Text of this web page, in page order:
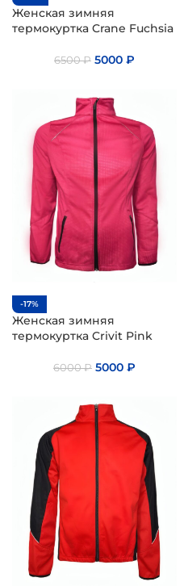
Женская зимняя
термокуртка Crane Fuchsia
6500₽ 5000 ₽
-17%
Женская зимняя
термокуртка Crivit Pink
6000₽ 5000 ₽